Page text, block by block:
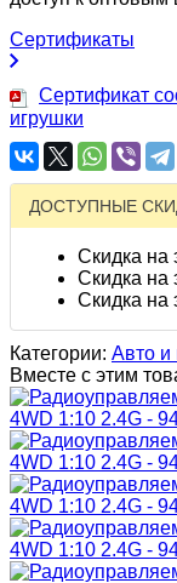
Сертификаты
Сертификат
игрушки
ДОСТУПНЫЕ
Скидка на
Скидка на
Скидка на
Категории: Авто и
Вместе с этим